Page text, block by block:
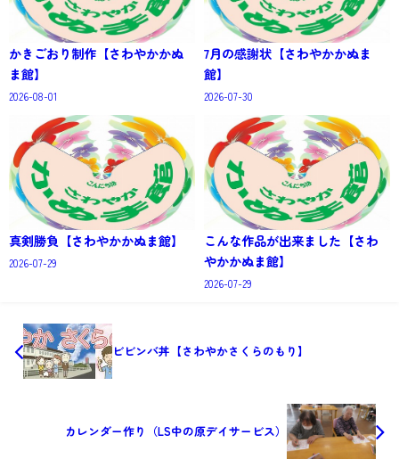
かきごおり制作【さわやかかぬ
ま館】
2026-08-01
7月の感謝状【さわやかかぬま
館】
2026-07-30
真剣勝負【さわやかかぬま館】
2026-07-29
こんな作品が出来ました【さわ
やかかぬま館】
2026-07-29
ビビンバ丼【さわやかさくらのもり】
カレンダー作り（LS中の原デイサービス）